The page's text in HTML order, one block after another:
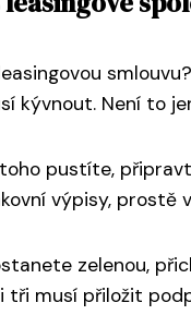
kývnout. Není to
pustíte,
výpisy, prostě
zelenou,
tři musí přiložit